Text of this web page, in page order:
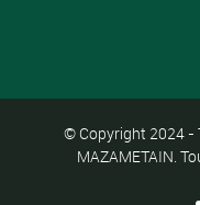
© Copyright 2024 -
MAZAMETAIN.